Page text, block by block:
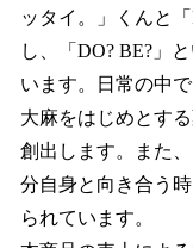
ッタイ。」くんと
し、「DO? BE?」
います。日常の中
大麻をはじめとす
創出します。また
分自身と向き合う
られています。